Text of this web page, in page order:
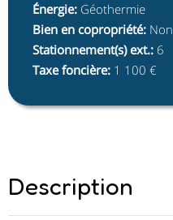
Énergie: Géothermie
Bien en copropriété: Non
Stationnement(s) ext.: 6
Taxe foncière: 1 100 €
Description